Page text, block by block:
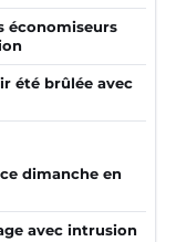
économiseurs
été brûlée avec
dimanche en
avec intrusion